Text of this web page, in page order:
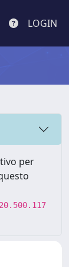
LOGIN
per